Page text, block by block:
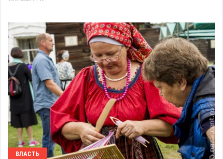
ВЛАСТЬ